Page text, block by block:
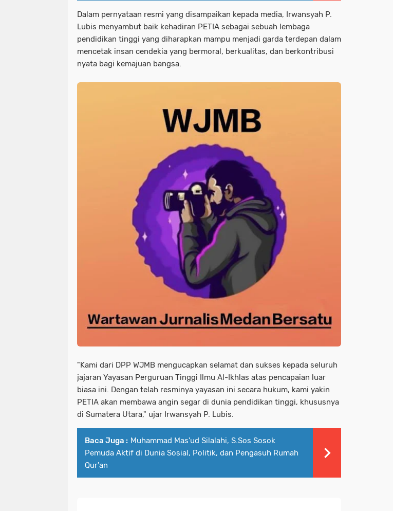
Dalam pernyataan resmi yang disampaikan kepada media, Irwansyah P.
Lubis menyambut baik kehadiran PETIA sebagai sebuah lembaga
pendidikan tinggi yang diharapkan mampu menjadi garda terdepan dalam
mencetak insan cendekia yang bermoral, berkualitas, dan berkontribusi
nyata bagi kemajuan bangsa.
"Kami dari DPP WJMB mengucapkan selamat dan sukses kepada seluruh
jajaran Yayasan Perguruan Tinggi Ilmu Al-Ikhlas atas pencapaian luar
biasa ini. Dengan telah resminya yayasan ini secara hukum, kami yakin
PETIA akan membawa angin segar di dunia pendidikan tinggi, khususnya
di Sumatera Utara," ujar Irwansyah P. Lubis.
Baca Juga : Muhammad Mas'ud Silalahi, S.Sos Sosok
Pemuda Aktif di Dunia Sosial, Politik, dan Pengasuh Rumah
Qur'an